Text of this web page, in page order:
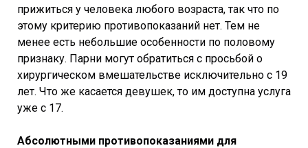
прижиться у человека любого возраста, так что по
этому критерию противопоказаний нет. Тем не
менее есть небольшие особенности по половому
признаку. Парни могут обратиться с просьбой о
хирургическом вмешательстве исключительно с 19
лет. Что же касается девушек, то им доступна услуга
уже с 17.
Абсолютными противопоказаниями для